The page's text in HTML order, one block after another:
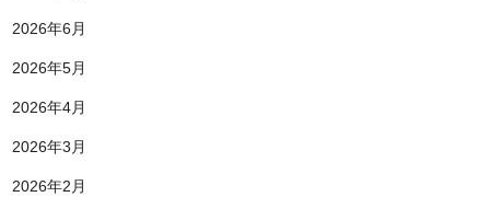
2026年6月
2026年5月
2026年4月
2026年3月
2026年2月